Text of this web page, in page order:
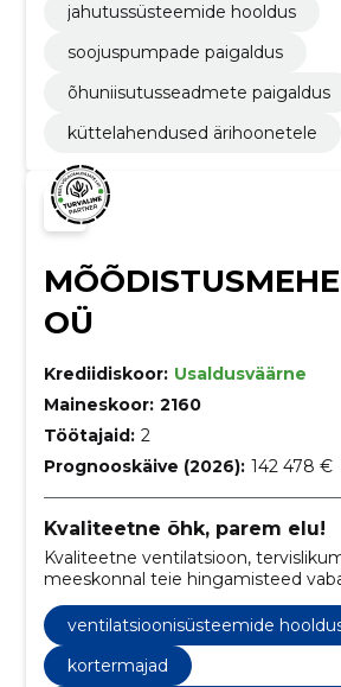
jahutussüsteemide hooldus
soojuspumpade paigaldus
õhuniisutusseadmete paigaldus
küttelahendused ärihoonetele
OÜ
Krediidiskoor: Usaldusväärne
Maineskoor: 2160
Töötajaid: 2
Prognooskäive (2026): 142 478 €
Kvaliteetne õhk, parem elu!
Kvaliteetne ventilatsioon,
meeskonnal teie hingamisteed
ventilatsioonisüsteemide
kortermajad